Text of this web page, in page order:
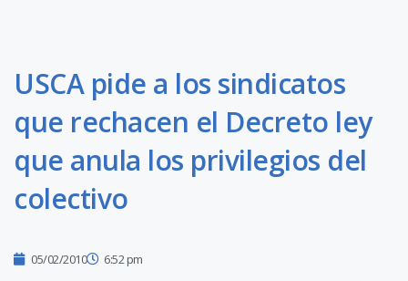
USCA pide a los sindicatos
que rechacen el Decreto ley
que anula los privilegios del
colectivo
05/02/2010 6:52 pm